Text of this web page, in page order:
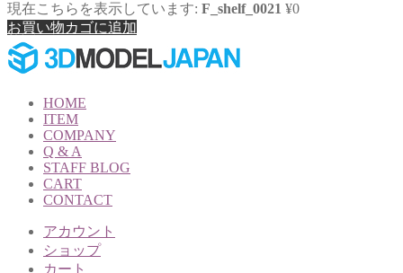
現在こちらを表示しています: F_shelf_0021 ¥0
お買い物カゴに追加
HOME
ITEM
COMPANY
Q & A
STAFF BLOG
CART
CONTACT
アカウント
ショップ
カート